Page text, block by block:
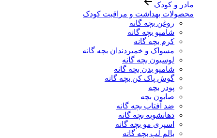
مادر و کودک
محصولات بهداشت و مراقبت کودک
روغن بچه گانه
شامپو بچه گانه
کرم بچه گانه
مسواک و خمیردندان بچه گانه
لوسیون بچه گانه
شامپو بدن بچه گانه
گوش پاک کن بچه گانه
پودر بچه
صابون بچه
ضد آفتاب بچه گانه
دهانشویه بچه گانه
اسپری مو بچه گانه
بالم لب بچه گانه